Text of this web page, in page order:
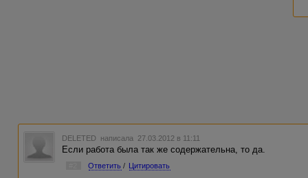
DELETED написала 27.03.2012 в 11:11
Если работа была так же содержательна, то да.
Ответить / Цитировать